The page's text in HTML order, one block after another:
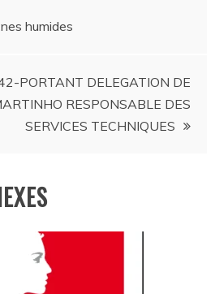
humides
PORTANT DELEGATION DE
RESPONSABLE DES
SERVICES TECHNIQUES